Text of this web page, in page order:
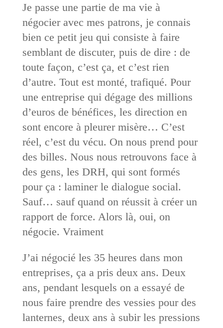
Je passe une partie de ma vie à
négocier avec mes patrons, je connais
bien ce petit jeu qui consiste à faire
semblant de discuter, puis de dire : de
toute façon, c’est ça, et c’est rien
d’autre. Tout est monté, trafiqué. Pour
une entreprise qui dégage des millions
d’euros de bénéfices, les direction en
sont encore à pleurer misère… C’est
réel, c’est du vécu. On nous prend pour
des billes. Nous nous retrouvons face à
des gens, les DRH, qui sont formés
pour ça : laminer le dialogue social.
Sauf… sauf quand on réussit à créer un
rapport de force. Alors là, oui, on
négocie. Vraiment
J’ai négocié les 35 heures dans mon
entreprises, ça a pris deux ans. Deux
ans, pendant lesquels on a essayé de
nous faire prendre des vessies pour des
lanternes, deux ans à subir les pressions